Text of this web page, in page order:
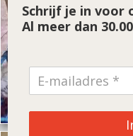
Schrijf je in voor
Al meer dan